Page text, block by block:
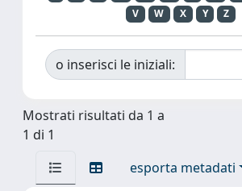
V
W X Y Z
o inserisci le iniziali:
Mostrati risultati da 1 a
1 di 1
esporta metadati